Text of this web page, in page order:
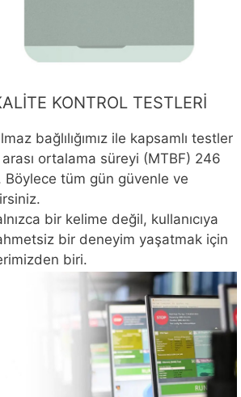
KONTROL TESTLERİ
bağlılığımız ile kapsamlı testler
ortalama süreyi (MTBF) 246
Böylece tüm gün güvenle ve
bir kelime değil, kullanıcıya
bir deneyim yaşatmak için
biri.